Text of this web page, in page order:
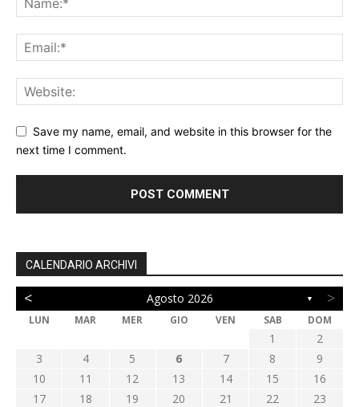
Save my name, email, and website in this browser for the
next time I comment.
CALENDARIO ARCHIVI
< Agosto 2026 ▼ >
LUN MAR MER GIO VEN SAB DOM
1
2
3
4 5 6 7 8
9
10
11 12 13 14 15
16
17
18 19 20 21 22
23